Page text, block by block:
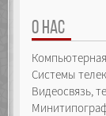
О НАС
Системы
Видеосвязь,